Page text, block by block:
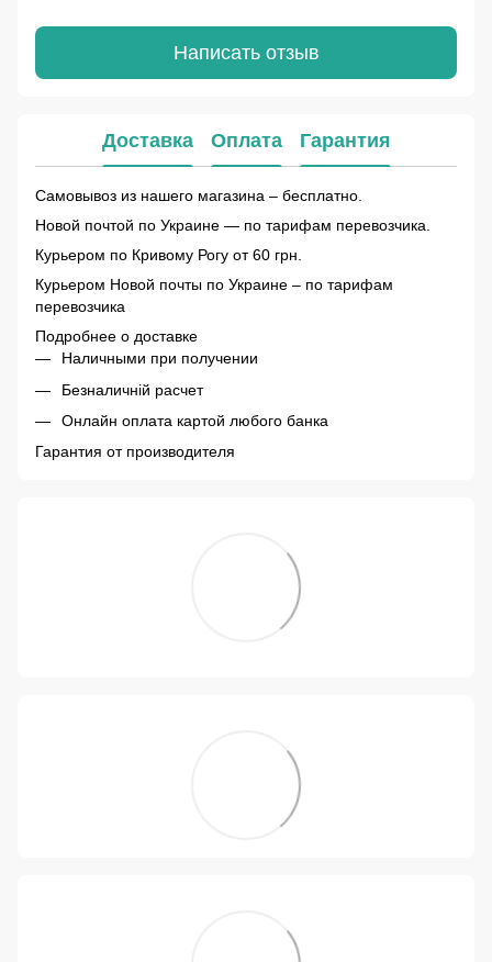
Написать отзыв
Доставка Оплата Гарантия
Самовывоз из нашего магазина – бесплатно.
Новой почтой по Украине — по тарифам перевозчика.
Курьером по Кривому Рогу от 60 грн.
Курьером Новой почты по Украине – по тарифам
перевозчика
Подробнее о доставке
Наличными при получении
Безналичній расчет
Онлайн оплата картой любого банка
Гарантия от производителя